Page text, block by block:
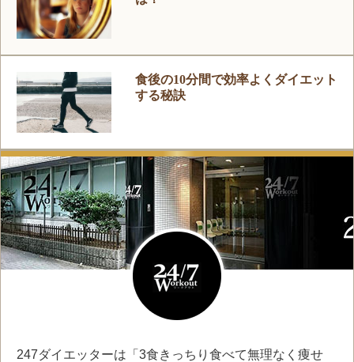
食後の10分間で効率よくダイエット
する秘訣
247ダイエッターは「3食きっちり食べて無理なく痩せ